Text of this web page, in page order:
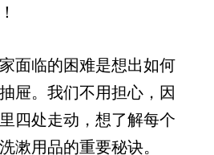
面临的困难是想出如何
屉。我们不用担心，因
四处走动，想了解每个
漱用品的重要秘诀。